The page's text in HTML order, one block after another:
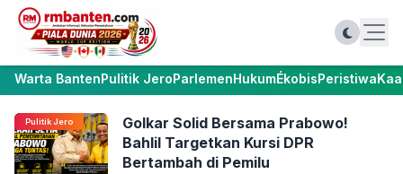
Warta BantenPulitik JeroParlemenHukumÉkobisPeristiwa
Pulitik Jero
Golkar Solid Bersama Prabowo!
Bahlil Targetkan Kursi DPR
Bertambah di Pemilu